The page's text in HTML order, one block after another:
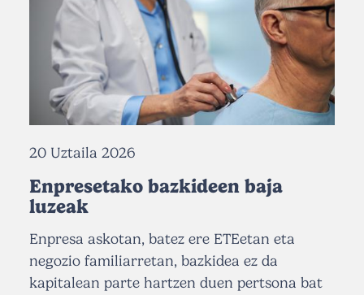
20 Uztaila 2026
Enpresetako bazkideen baja
luzeak
Enpresa askotan, batez ere ETEetan eta
negozio familiarretan, bazkidea ez da
kapitalean parte hartzen duen pertsona bat